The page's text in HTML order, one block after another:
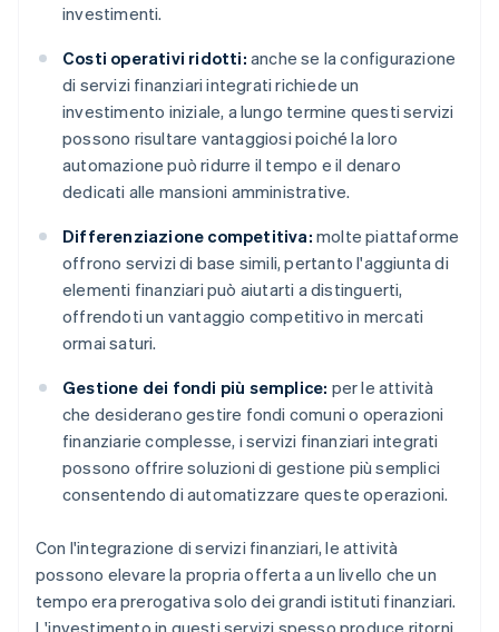
investimenti.
Costi operativi ridotti: anche se la configurazione
di servizi finanziari integrati richiede un
investimento iniziale, a lungo termine questi servizi
possono risultare vantaggiosi poiché la loro
automazione può ridurre il tempo e il denaro
dedicati alle mansioni amministrative.
Differenziazione competitiva: molte piattaforme
offrono servizi di base simili, pertanto l'aggiunta di
elementi finanziari può aiutarti a distinguerti,
offrendoti un vantaggio competitivo in mercati
ormai saturi.
Gestione dei fondi più semplice: per le attività
che desiderano gestire fondi comuni o operazioni
finanziarie complesse, i servizi finanziari integrati
possono offrire soluzioni di gestione più semplici
consentendo di automatizzare queste operazioni.
Con l'integrazione di servizi finanziari, le attività
possono elevare la propria offerta a un livello che un
tempo era prerogativa solo dei grandi istituti finanziari.